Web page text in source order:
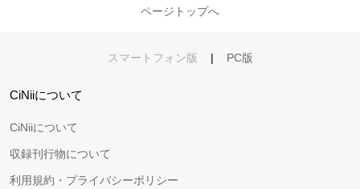
ページトップへ
スマートフォン版 | PC版
CiNiiについて
CiNiiについて
収録刊行物について
利用規約・プライバシーポリシー